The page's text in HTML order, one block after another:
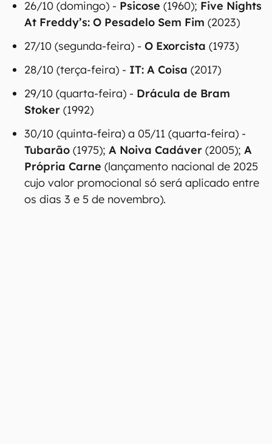
26/10 (domingo) - Psicose (1960); Five Nights
At Freddy’s: O Pesadelo Sem Fim (2023)
27/10 (segunda-feira) - O Exorcista (1973)
28/10 (terça-feira) - IT: A Coisa (2017)
29/10 (quarta-feira) - Drácula de Bram
Stoker (1992)
30/10 (quinta-feira) a 05/11 (quarta-feira) -
Tubarão (1975); A Noiva Cadáver (2005); A
Própria Carne (lançamento nacional de 2025
cujo valor promocional só será aplicado entre
os dias 3 e 5 de novembro).